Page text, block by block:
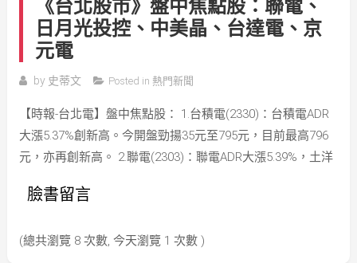
《台北股市》盤中焦點股：聯電、
日月光投控、中美晶、台達電、京
元電
by 史蒂文 Posted in 熱門新聞
【時報-台北電】盤中焦點股： 1.台積電(2330)：台積電ADR
大漲5.37%創新高。今開盤勁揚35元至795元，目前最高796
元，亦再創新高。 2.聯電(2303)：聯電ADR大漲5.39%，土洋
臉書留言
(總共瀏覽 8 次數, 今天瀏覽 1 次數 )